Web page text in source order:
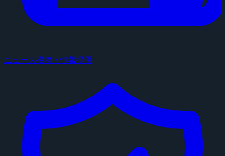
ニュース投稿・情報提供